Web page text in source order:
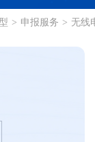
> 申报服务 > 无线